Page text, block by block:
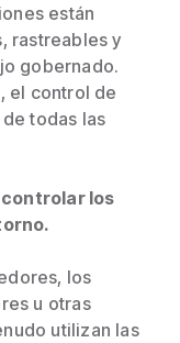
están
rastreables y
gobernado.
el control de
todas las
controlar los
los
u otras
utilizan las